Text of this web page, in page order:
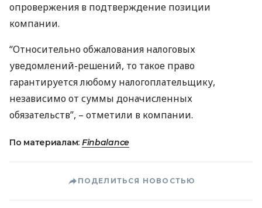
опровержения в подтверждение позиции
компании.
“Относительно обжалования налоговых
уведомлений-решений, то такое право
гарантируется любому налогоплательщику,
независимо от суммы доначисленных
обязательств”, – отметили в компании.
По материалам: Finbalance
ПОДЕЛИТЬСЯ НОВОСТЬЮ